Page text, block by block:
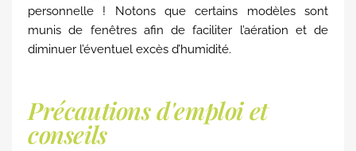
personnelle ! Notons que certains modèles sont
munis de fenêtres afin de faciliter l’aération et de
diminuer l’éventuel excès d’humidité.
Précautions d'emploi et
conseils